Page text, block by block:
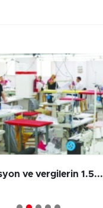
ve vergilerin 1.5...